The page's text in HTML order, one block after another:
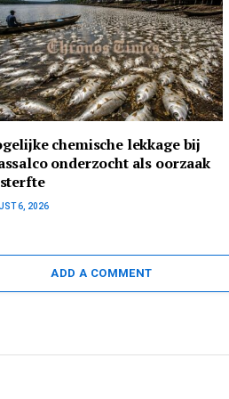
chemische lekkage bij
onderzocht als oorzaak
6, 2026
ADD A COMMENT